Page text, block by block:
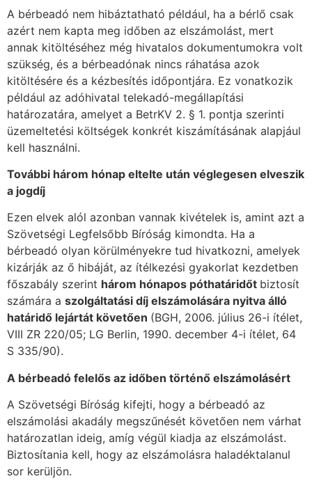
A bérbeadó nem hibáztatható például, ha a bérlő csak
azért nem kapta meg időben az elszámolást, mert
annak kitöltéséhez még hivatalos dokumentumokra volt
szükség, és a bérbeadónak nincs ráhatása azok
kitöltésére és a kézbesítés időpontjára. Ez vonatkozik
például az adóhivatal telekadó-megállapítási
határozatára, amelyet a BetrKV 2. § 1. pontja szerinti
üzemeltetési költségek konkrét kiszámításának alapjául
kell használni.
További három hónap eltelte után véglegesen elveszik
a jogdíj
Ezen elvek alól azonban vannak kivételek is, amint azt a
Szövetségi Legfelsőbb Bíróság kimondta. Ha a
bérbeadó olyan körülményekre tud hivatkozni, amelyek
kizárják az ő hibáját, az ítélkezési gyakorlat kezdetben
főszabály szerint három hónapos póthatáridőt biztosít
számára a szolgáltatási díj elszámolására nyitva álló
határidő lejártát követően (BGH, 2006. július 26-i ítélet,
VIII ZR 220/05; LG Berlin, 1990. december 4-i ítélet, 64
S 335/90).
A bérbeadó felelős az időben történő elszámolásért
A Szövetségi Bíróság kifejti, hogy a bérbeadó az
elszámolási akadály megszűnését követően nem várhat
határozatlan ideig, amíg végül kiadja az elszámolást.
Biztosítania kell, hogy az elszámolásra haladéktalanul
sor kerüljön.